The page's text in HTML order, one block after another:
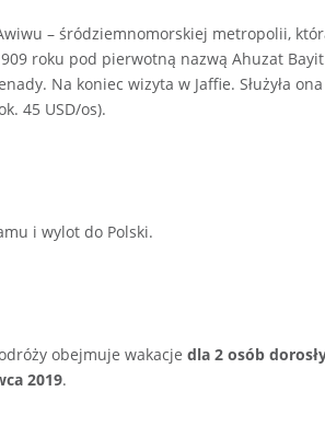
– śródziemnomorskiej metropolii,
roku pod pierwotną nazwą Ahuzat
Na koniec wizyta w Jaffie. Służyła
45 USD/os).
i wylot do Polski.
obejmuje wakacje dla 2 osób
2019.